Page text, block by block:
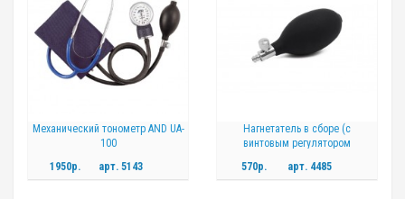
Механический тонометр AND UA-
100
1950р.
арт. 5143
Нагнетатель в сборе (с
винтовым регулятором
570р. арт. 4485